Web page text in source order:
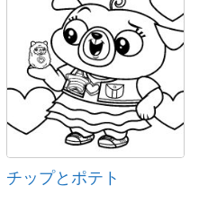
チップとポテト